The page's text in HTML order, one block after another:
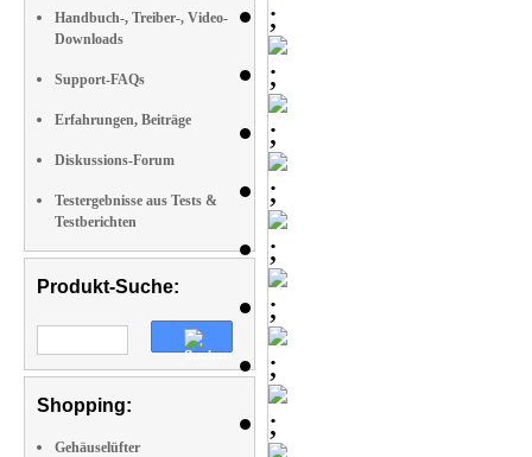
Handbuch-, Treiber-, Video-
Downloads
Support-FAQs
Erfahrungen, Beiträge
Diskussions-Forum
Testergebnisse aus Tests &
Testberichten
Produkt-Suche:
Shopping:
Gehäuselüfter